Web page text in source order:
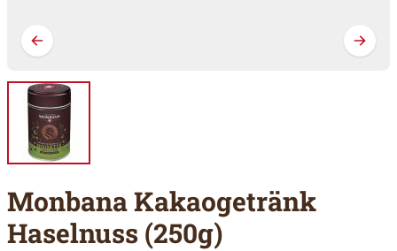
Monbana Kakaogetränk
Haselnuss (250g)